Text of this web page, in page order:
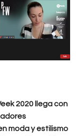
2020 llega con
moda y estilismo